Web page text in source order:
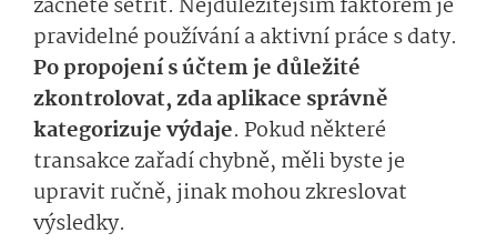
začnete šetřit. Nejdůležitějším faktorem je
pravidelné používání a aktivní práce s daty.
Po propojení s účtem je důležité
zkontrolovat, zda aplikace správně
kategorizuje výdaje. Pokud některé
transakce zařadí chybně, měli byste je
upravit ručně, jinak mohou zkreslovat
výsledky.